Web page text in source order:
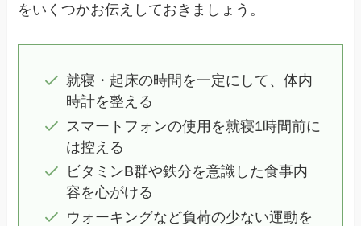
をいくつかお伝えしておきましょう。
就寝・起床の時間を一定にして、体内
時計を整える
スマートフォンの使用を就寝1時間前に
は控える
ビタミンB群や鉄分を意識した食事内
容を心がける
ウォーキングなど負荷の少ない運動を